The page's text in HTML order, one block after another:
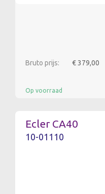
Bruto prijs: € 379,00
Op voorraad
Ecler CA40
10-01110